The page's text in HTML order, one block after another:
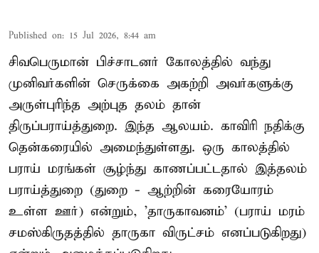
Published on: 15 Jul 2026, 8:44 am
சிவபெருமான் பிச்சாடனர் கோலத்தில் வந்து
முனிவர்களின் செருக்கை அகற்றி அவர்களுக்கு
அருள்புரிந்த அற்புத தலம் தான்
திருப்பராய்த்துறை. இந்த ஆலயம். காவிரி நதிக்கு
தென்கரையில் அமைந்துள்ளது. ஒரு காலத்தில்
பராய் மரங்கள் சூழ்ந்து காணப்பட்டதால் இத்தலம்
பராய்த்துறை (துறை - ஆற்றின் கரையோரம்
உள்ள ஊர்) என்றும், 'தாருகாவனம்' (பராய் மரம்
சமஸ்கிருதத்தில் தாருகா விருட்சம் எனப்படுகிறது)